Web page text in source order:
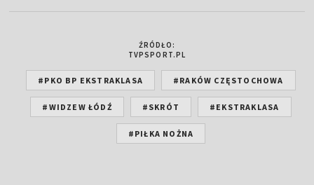
ŹRÓDŁO:
TVPSPORT.PL
#PKO BP EKSTRAKLASA #RAKÓW CZĘSTOCHOWA
#WIDZEW ŁÓDŹ #SKRÓT #EKSTRAKLASA
#PIŁKA NOŻNA